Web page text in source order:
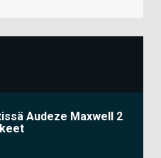
Audeze Maxwell 2